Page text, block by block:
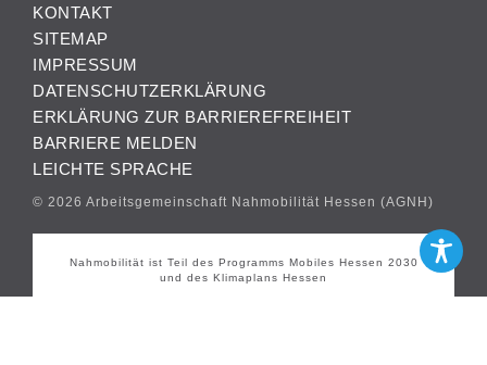
KONTAKT
SITEMAP
IMPRESSUM
DATENSCHUTZERKLÄRUNG
ERKLÄRUNG ZUR BARRIEREFREIHEIT
BARRIERE MELDEN
LEICHTE SPRACHE
© 2026 Arbeitsgemeinschaft Nahmobilität Hessen (AGNH)
Nahmobilität ist Teil des Programms Mobiles Hessen 2030
und des Klimaplans Hessen